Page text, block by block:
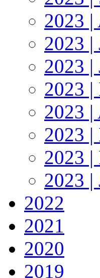
2023 |
2023 |
2023 |
2023 |
2023
2023 |
2023 |
2023 |
2022
2021
2020
2019